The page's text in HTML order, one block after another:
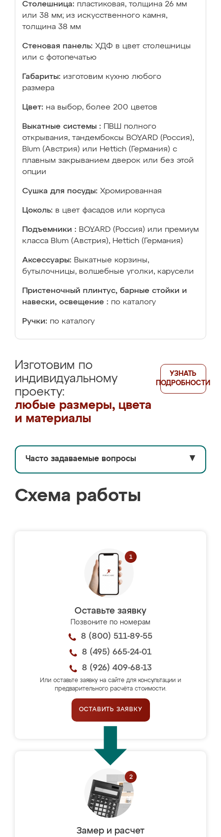
Столешница: пластиковая, толщина 26 мм
или 38 мм; из искусственного камня,
толщина 38 мм
Стеновая панель: ХДФ в цвет столешницы
или с фотопечатью
Габариты: изготовим кухню любого
размера
Цвет: на выбор, более 200 цветов
Выкатные системы :
ПВШ полного
открывания, тандембоксы BOYARD (Россия),
Blum (Австрия) или Hettich (Германия) с
плавным закрыванием дверок или без этой
опции
Сушка для посуды: Хромированная
Цоколь: в цвет фасадов или корпуса
Подъемники : BOYARD (Россия) или премиум
класса Blum (Австрия), Hettich (Германия)
Аксессуары: Выкатные корзины,
бутылочницы, волшебные уголки, карусели
Пристеночный плинтус, барные стойки и
навески, освещение : по каталогу
Ручки: по каталогу
Изготовим по
индивидуальному
проекту:
любые размеры, цвета
и материалы
УЗНАТЬ
ПОДРОБНОСТИ
Часто задаваемые вопросы ▼
Схема работы
Оставьте заявку
Позвоните по номерам
8 (800) 511-89-55
8 (495) 665-24-01
8 (926) 409-68-13
Или оставьте заявку на сайте для консультации и
предварительного расчёта стоимости.
ОСТАВИТЬ ЗАЯВКУ
Замер и расчет